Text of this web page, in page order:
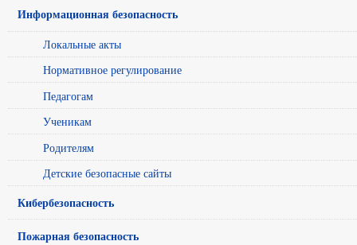
Информационная безопасность
Локальные акты
Нормативное регулирование
Педагогам
Ученикам
Родителям
Детские безопасные сайты
Кибербезопасность
Пожарная безопасность